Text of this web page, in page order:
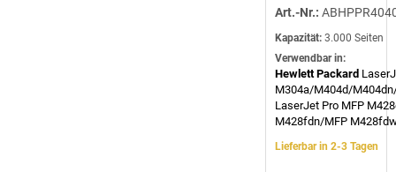
Art.-Nr.:
Kapazität: 3.000 Seiten
Verwendbar in:
Hewlett Packard
M304a/M404d/
LaserJet Pro MFP
M428fdn/MFP
Lieferbar in 2-3 Tagen